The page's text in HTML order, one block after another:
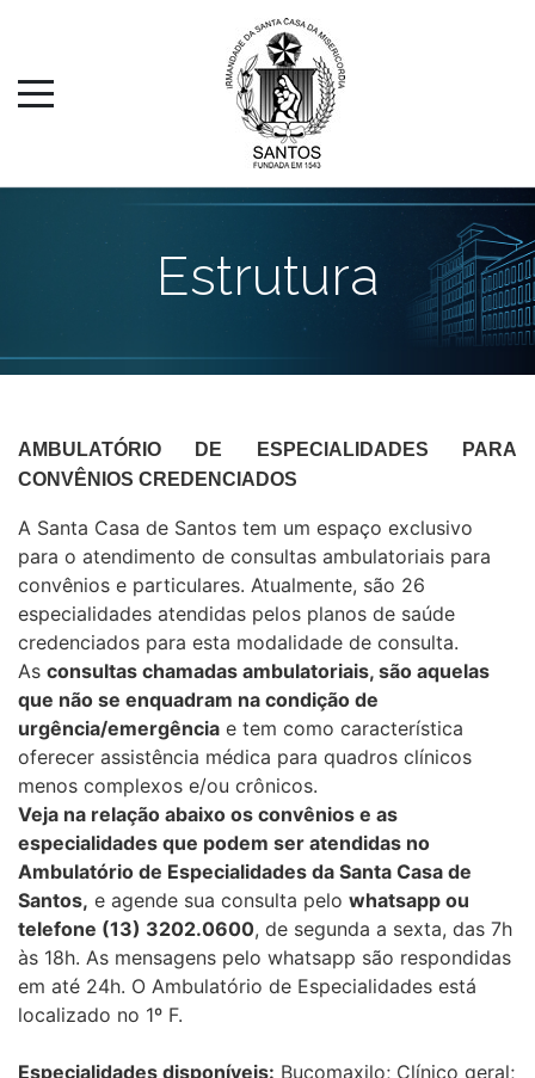
Estrutura
AMBULATÓRIO DE ESPECIALIDADES PARA
CONVÊNIOS CREDENCIADOS
A Santa Casa de Santos tem um espaço exclusivo
para o atendimento de consultas ambulatoriais para
convênios e particulares. Atualmente, são 26
especialidades atendidas pelos planos de saúde
credenciados para esta modalidade de consulta.
As consultas chamadas ambulatoriais, são aquelas
que não se enquadram na condição de
urgência/emergência e tem como característica
oferecer assistência médica para quadros clínicos
menos complexos e/ou crônicos.
Veja na relação abaixo os convênios e as
especialidades que podem ser atendidas no
Ambulatório de Especialidades da Santa Casa de
Santos, e agende sua consulta pelo whatsapp ou
telefone (13) 3202.0600, de segunda a sexta, das 7h
às 18h. As mensagens pelo whatsapp são respondidas
em até 24h. O Ambulatório de Especialidades está
localizado no 1º F.
Especialidades disponíveis: Bucomaxilo; Clínico geral;